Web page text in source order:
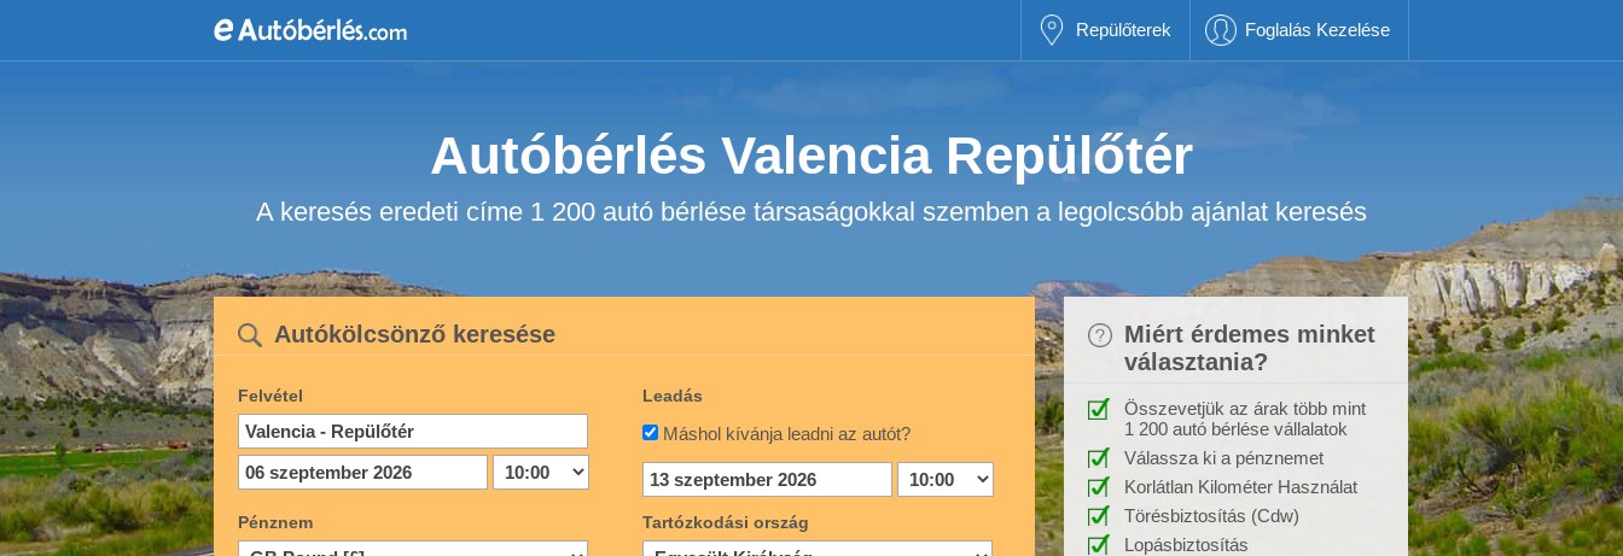
Repülőterek Foglalás Kezelése
Autóbérlés Valencia Repülőtér
A keresés eredeti címe 1 200 autó bérlése társaságokkal szemben a legolcsóbb ajánlat keresés
Autókölcsönző keresése
Felvétel Leadás
Máshol kívánja leadni az autót?
Pénznem Tartózkodási ország
Miért érdemes minket
választania?
Összevetjük az árak több mint
1 200 autó bérlése vállalatok
Válassza ki a pénznemet
Korlátlan Kilométer Használat
Törésbiztosítás (Cdw)
Lopásbiztosítás